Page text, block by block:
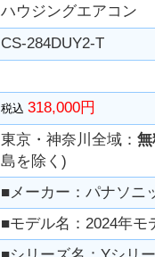
ハウジングエアコン
CS-284DUY2-T
税込318,000円
東京・神奈川全域：
島を除く)
■メーカー：パナソニ
■モデル名：2024年モ